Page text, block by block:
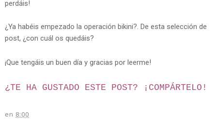
perdáis!
¿Ya habéis empezado la operación bikini?. De esta selección de
post, ¿con cuál os quedáis?
¡Que tengáis un buen día y gracias por leerme!
¿TE HA GUSTADO ESTE POST? ¡ COMPÁRTELO!
en 8:00